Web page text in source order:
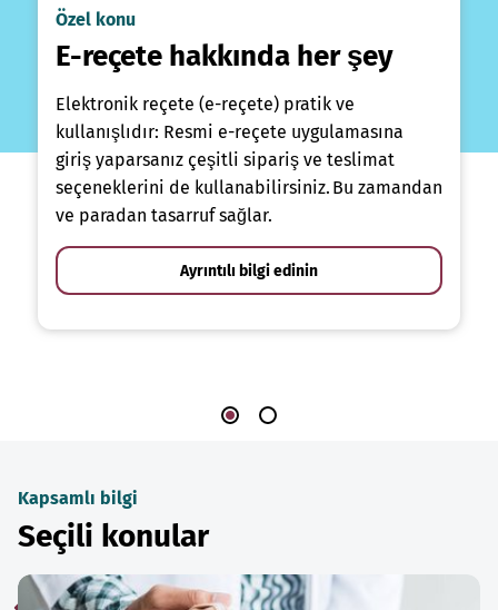
Özel konu
E-reçete hakkında her şey
Elektronik reçete (e-reçete) pratik ve
kullanışlıdır: Resmi e-reçete uygulamasına
giriş yaparsanız çeşitli sipariş ve teslimat
seçeneklerini de kullanabilirsiniz. Bu zamandan
ve paradan tasarruf sağlar.
Ayrıntılı bilgi edinin
Kapsamlı bilgi
Seçili konular